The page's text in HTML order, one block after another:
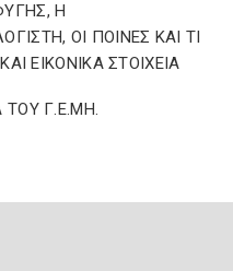
Η
ΟΙ ΠΟΙΝΕΣ ΚΑΙ ΤΙ
ΕΙΚΟΝΙΚΑ ΣΤΟΙΧΕΙΑ
ΤΟΥ Γ.Ε.ΜΗ.